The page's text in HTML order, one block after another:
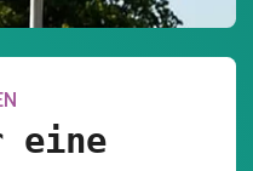
eine